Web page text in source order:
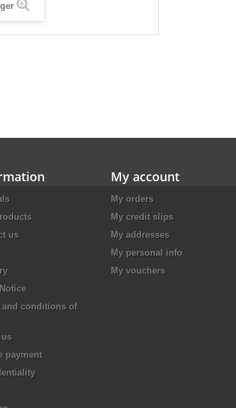
us
and conditions of
payment
My account
My orders
My credit slips
My addresses
My personal info
My vouchers